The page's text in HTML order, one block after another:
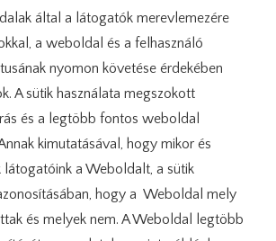
által a látogatók merevlemezére
a weboldal és a felhasználó
nyomon követése érdekében
A sütik használata megszokott
és a legtöbb fontos weboldal
kimutatásával, hogy mikor és
látogatóink a Weboldalt, a sütik
hogy a Weboldal mely
és melyek nem. A Weboldal legtöbb